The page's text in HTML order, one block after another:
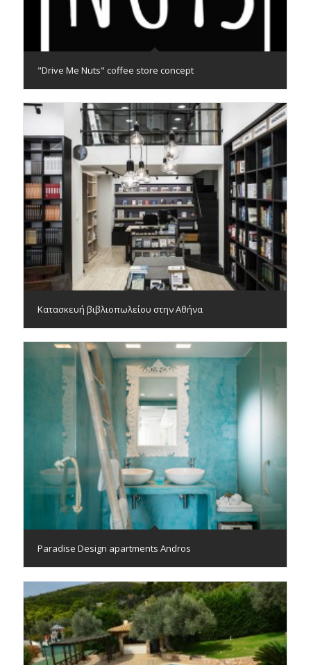
"Drive Me Nuts" coffee store concept
Κατασκευή βιβλιοπωλείου στην Αθήνα
Paradise Design apartments Andros